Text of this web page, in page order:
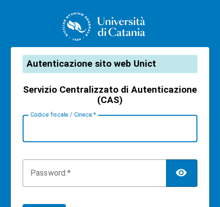
CAS
Autenticazione sito web Unict
Servizio Centralizzato di Autenticazione
(CAS)
Codice fiscale / Cineca:
Password: